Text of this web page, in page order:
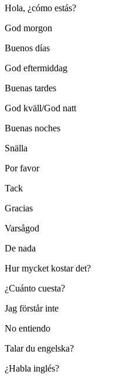
Hola, ¿cómo estás?
God morgon
Buenos días
God eftermiddag
Buenas tardes
God kväll/God natt
Buenas noches
Snälla
Por favor
Tack
Gracias
Varsågod
De nada
Hur mycket kostar det?
¿Cuánto cuesta?
Jag förstår inte
No entiendo
Talar du engelska?
¿Habla inglés?